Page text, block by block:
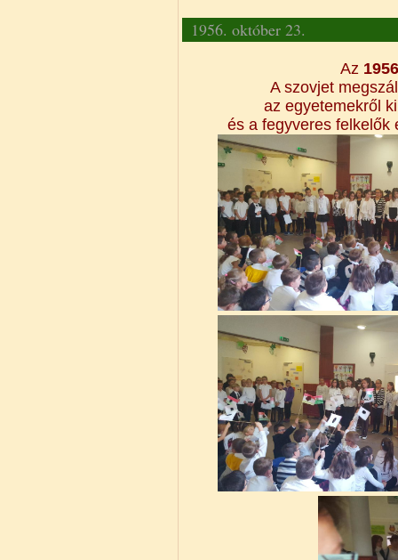
1956. október 23.
Az
A szovjet
az egyetemekről
és a fegyveres felkelők